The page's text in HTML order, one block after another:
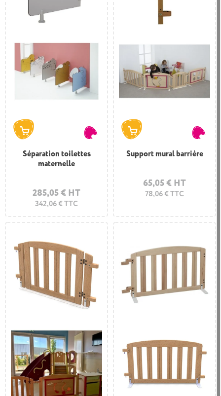
Séparation toilettes
maternelle
285,05 € HT
342,06 € TTC
Support mural barrière
65,05 € HT
78,06 € TTC